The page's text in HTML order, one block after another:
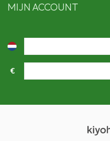
MIJN ACCOUNT
€